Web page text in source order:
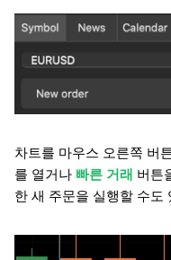
차트를 마우스 오른쪽 버
를 열거나 빠른 거래 버튼
한 새 주문을 실행할 수도